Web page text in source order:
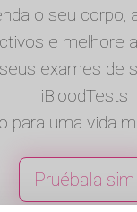
o seu corpo,
e melhore
exames de
iBloodTests
para uma vida
Pruébala sim